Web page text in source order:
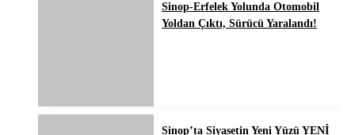
Sinop-Erfelek Yolunda Otomobil
Yoldan Çıktı, Sürücü Yaralandı!
Sinop’ta Siyasetin Yeni Yüzü YENİ